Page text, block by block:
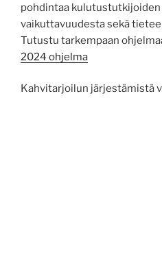
pohdintaa
vaikuttavuudesta sekä
Tutustu tarkempaan
2024 ohjelma
Kahvitarjoilun järjestämistä